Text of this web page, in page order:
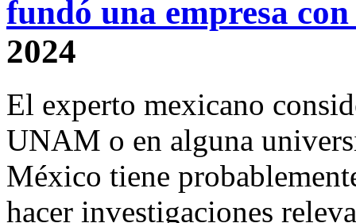
fundó una empresa
2024
El experto mexicano
UNAM o en alguna
México tiene
hacer investigaciones